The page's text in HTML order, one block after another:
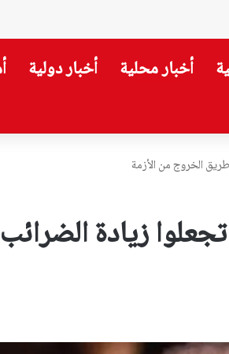
أخبار محلية أخبار دولية
الخروج من الأزمة
زيادة